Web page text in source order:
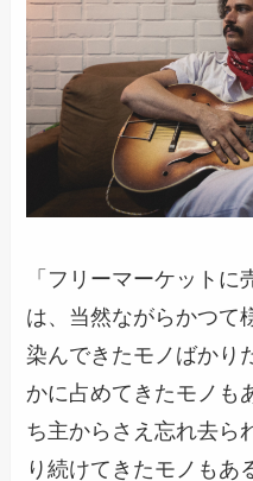
「フリーマーケット
は、当然ながらかつて
染んできたモノばかり
かに占めてきたモノも
ち主からさえ忘れ去ら
り続けてきたモノもあ